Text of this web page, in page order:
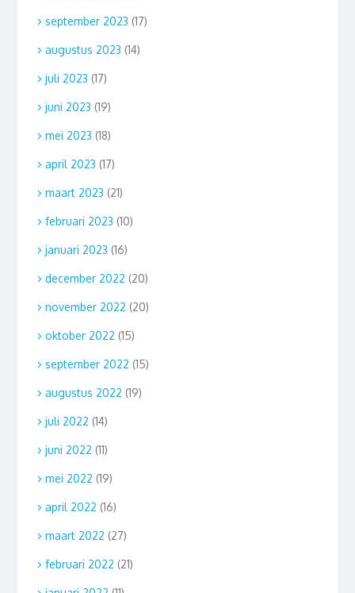
september 2023 (17)
augustus 2023 (14)
juli 2023 (17)
juni 2023 (19)
mei 2023 (18)
april 2023 (17)
maart 2023 (21)
februari 2023 (10)
januari 2023 (16)
december 2022 (20)
november 2022 (20)
oktober 2022 (15)
september 2022 (15)
augustus 2022 (19)
juli 2022 (14)
juni 2022 (11)
mei 2022 (19)
april 2022 (16)
maart 2022 (27)
februari 2022 (21)